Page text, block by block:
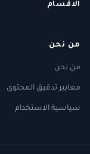
الاقسام
من نحن
من نحن
معايير تدقيق المحتوى
سياسية الاستخدام